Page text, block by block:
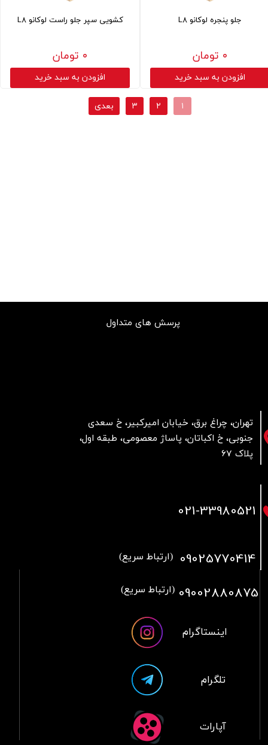
جلو پنجره لوکانو L8
۰ تومان
افزودن به سبد خرید
کشویی سپر جلو راست لوکانو L8
۰ تومان
افزودن به سبد خرید
۱ ۲ ۳ بعدی
تهران، چراغ برق، خیابان امیرکبیر، خ سعدی
جنوبی، خ اکباتان، پاساژ معصومی، طبقه اول،
پلاک 67
پرسش های متداول
021-33980521
09025770414 (ارتباط سریع)
09002880875 (ارتباط سریع)
آپارات
تلگرام
اینستاگرام